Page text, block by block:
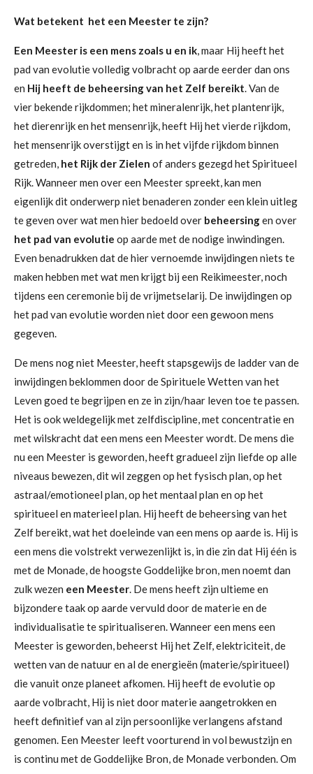
Wat betekent het een Meester te zijn?
Een Meester is een mens zoals u en ik , maar Hij heeft het
pad van evolutie volledig volbracht op aarde eerder dan ons
en Hij heeft de beheersing van het Zelf bereikt . Van de
vier bekende rijkdommen; het mineralenrijk, het plantenrijk,
het dierenrijk en het mensenrijk, heeft Hij het vierde rijkdom,
het mensenrijk overstijgt en is in het vijfde rijkdom binnen
getreden, het Rijk der Zielen of anders gezegd het Spiritueel
Rijk. Wanneer men over een Meester spreekt, kan men
eigenlijk dit onderwerp niet benaderen zonder een klein uitleg
te geven over wat men hier bedoeld over beheersingen over
het pad van evolutie op aarde met de nodige inwindingen.
Even benadrukken dat de hier vernoemde inwijdingen niets te
maken hebben met wat men krijgt bij een Reikimeester, noch
tijdens een ceremonie bij de vrijmetselarij. De inwijdingen op
het pad van evolutie worden niet door een gewoon mens
gegeven.
De mens nog niet Meester, heeft stapsgewijs de ladder van de
inwijdingen beklommen door de Spirituele Wetten van het
Leven goed te begrijpen en ze in zijn/haar leven toe te passen.
Het is ook weldegelijk met zelfdiscipline, met concentratie en
met wilskracht dat een mens een Meester wordt. De mens die
nu een Meester is geworden, heeft gradueel zijn liefde op alle
niveaus bewezen, dit wil zeggen op het fysisch plan, op het
astraal/emotioneel plan, op het mentaal plan en op het
spiritueel en materieel plan. Hij heeft de beheersing van het
Zelf bereikt, wat het doeleinde van een mens op aarde is. Hij is
een mens die volstrekt verwezenlijkt is, in die zin dat Hij één is
met de Monade, de hoogste Goddelijke bron, men noemt dan
zulk wezen een Meester . De mens heeft zijn ultieme en
bijzondere taak op aarde vervuld door de materie en de
individualisatie te spiritualiseren. Wanneer een mens een
Meester is geworden, beheerst Hij het Zelf, elektriciteit, de
wetten van de natuur en al de energieën (materie/spiritueel)
die vanuit onze planeet afkomen. Hij heeft de evolutie op
aarde volbracht, Hij is niet door materie aangetrokken en
heeft definitief van al zijn persoonlijke verlangens afstand
genomen. Een Meester leeft voorturend in vol bewustzijn en
is continu met de Goddelijke Bron, de Monade verbonden. Om